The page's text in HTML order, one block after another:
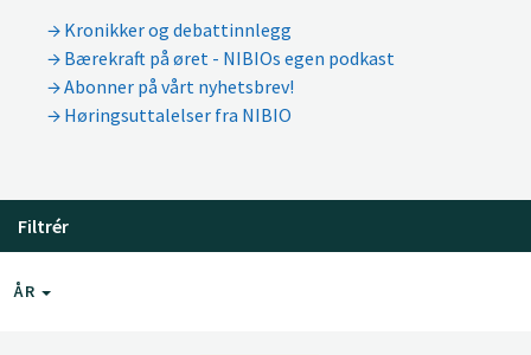
Kronikker og debattinnlegg
Bærekraft på øret - NIBIOs egen podkast
Abonner på vårt nyhetsbrev!
Høringsuttalelser fra NIBIO
Filtrér
ÅR